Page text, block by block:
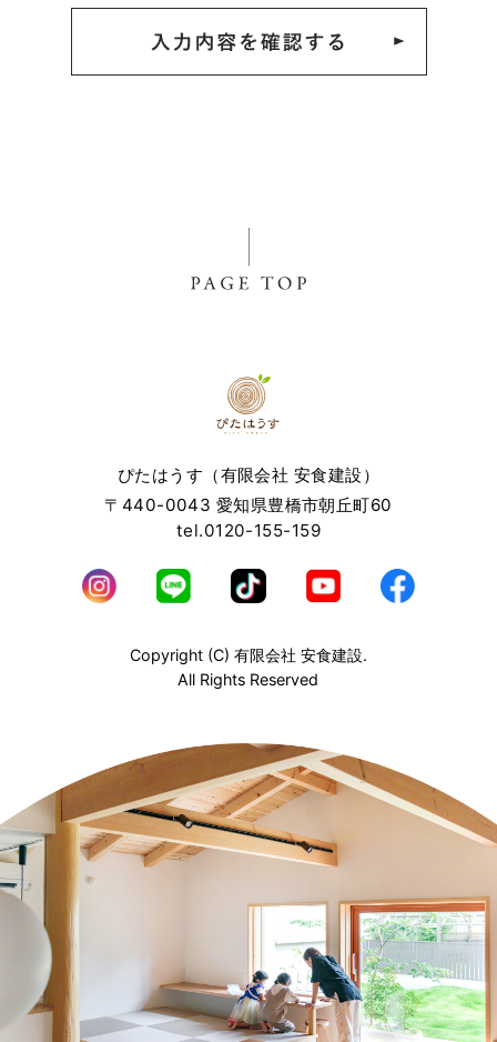
情報であって，当該情報に含まれる氏名，生年月日，住所，
電話番号，連絡先その他の記述等により特定の個人を識別で
報，端末の個体識別情報などを指します。
第２条（プライバシー情報の収集方法）
カード番号，運転免許証番号などの個人情報をお尋ねするこ
とがあります。また，ユーザーと提携先などとの間でなされ
たユーザーの個人情報を含む取引記録や，決済に関する情報
を当社の提携先（情報提供元，広告主，広告配信先などを含
みます。以下，｢提携先｣といいます。）などから収集するこ
とがあります。
当社は，ユーザーについて，利用したサービスやソフトウエ
検索キーワード，利用日時，利用方法，利用環境（携帯端末
報，位置情報，端末の個体識別情報などの履歴情報および特
性情報を，ユーザーが当社や提携先のサービスを利用しまた
第３条（個人情報を収集・利用する目的）
当社が個人情報を収集・利用する目的は，以下のとおりで
す。
（1）ユーザーに自分の登録情報の閲覧や修正，利用状況の
閲覧を行っていただくために，氏名，住所，連絡先，支払方
法などの登録情報，利用されたサービスや購入された商品，
およびそれらの代金などに関する情報を表示する目的
（2）ユーザーにお知らせや連絡をするためにメールアドレ
スを利用する場合やユーザーに商品を送付したり必要に応じ
て連絡したりするため，氏名や住所などの連絡先情報を利用
ぴたはうす（有限会社 安食建設）
〒440-0043 愛知県豊橋市朝丘町60
tel.0120-155-159
Copyright (C) 有限会社 安食建設.
All Rights Reserved